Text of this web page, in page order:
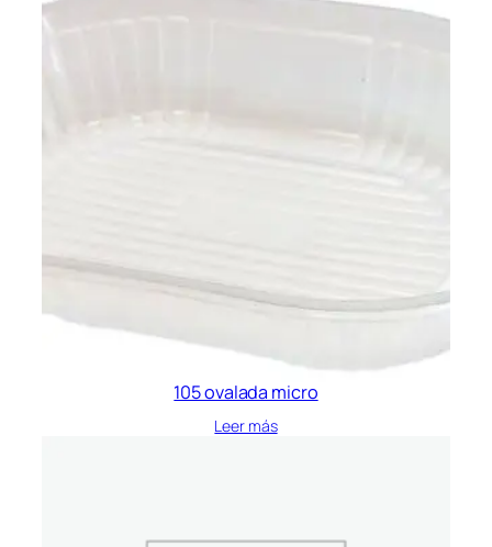
105 ovalada micro
Leer más